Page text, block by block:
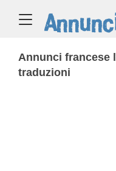
Annunci francese
traduzioni